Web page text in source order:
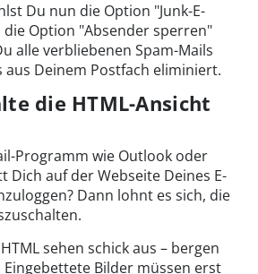
Du nun die Option "Junk-E-
die Option "Absender sperren"
alle verbliebenen Spam-Mails
aus Deinem Postfach eliminiert.
die HTML-Ansicht
Programm wie Outlook oder
Dich auf der Webseite Deines E-
Dann lohnt es sich, die
sehen schick aus – bergen
Bilder müssen erst